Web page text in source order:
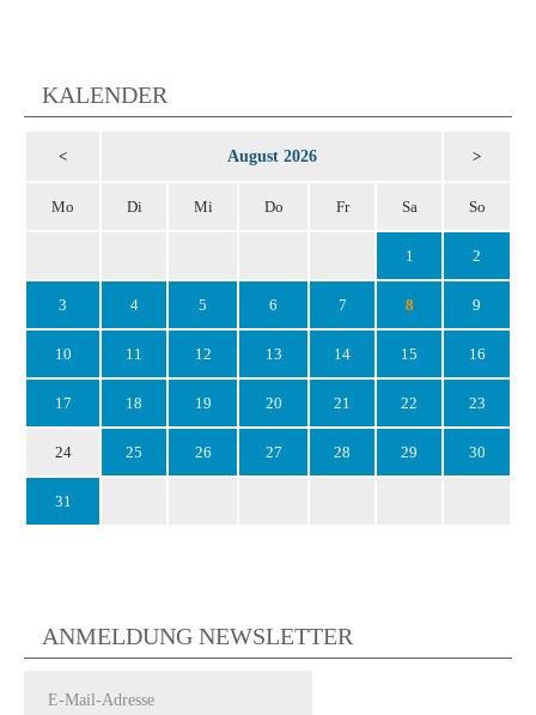
KALENDER
< August 2026 >
Mo Di Mi Do Fr Sa So
1 2
3 4 5 6 7 8 9
10 11 12 13 14 15 16
17 18 19 20 21 22 23
24 25 26 27 28 29 30
31
ANMELDUNG NEWSLETTER